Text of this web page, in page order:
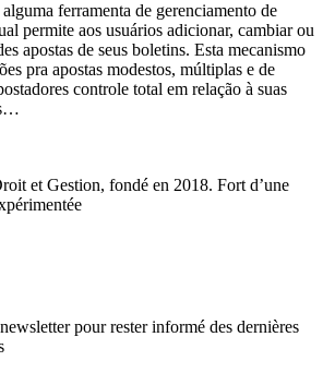
ferramenta de gerenciamento de
permite aos usuários adicionar, cambiar ou
apostas de seus boletins. Esta mecanismo
pra apostas modestos, múltiplas e de
controle total em relação à suas
et Gestion, fondé en 2018. Fort d’une
pour rester informé des dernières